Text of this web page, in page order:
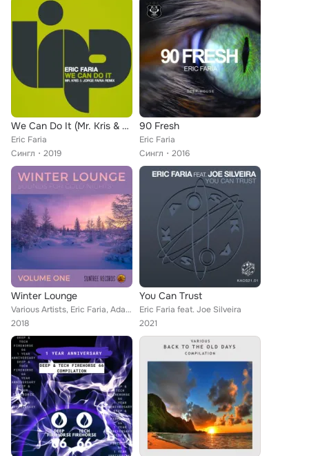
We Can Do It (Mr. Kris & Jorge Faria Remix)
Eric Faria
Сингл
2019
90 Fresh
Eric Faria
Сингл
2016
Winter Lounge
Various Artists, Eric Faria, Adani & Wolf, Ignacio, Oded Nir, Meital De Razon, Steven Stone, Jorge Araujo, Marc Evans, Asi Tal f...
2018
You Can Trust
Eric Faria feat. Joe Silveira
2021